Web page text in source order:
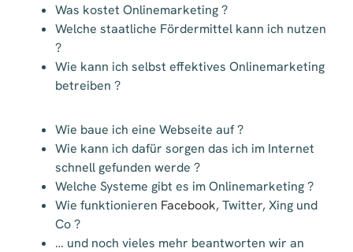
Was kostet Onlinemarketing ?
Welche staatliche Fördermittel kann ich nutzen
?
Wie kann ich selbst effektives Onlinemarketing
betreiben ?
Wie baue ich eine Webseite auf ?
Wie kann ich dafür sorgen das ich im Internet
schnell gefunden werde ?
Welche Systeme gibt es im Onlinemarketing ?
Wie funktionieren Facebook, Twitter, Xing und
Co ?
… und noch vieles mehr beantworten wir an